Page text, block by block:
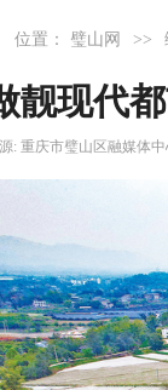
位置： 璧山网 >>
靓现代
: 重庆市璧山区融媒体